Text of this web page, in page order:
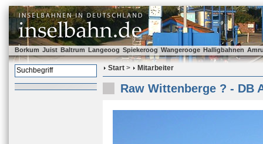
Borkum Juist Baltrum Langeoog Spiekeroog Wangerooge Halligbahnen
Start > Mitarbeiter
Raw Wittenberge ? - DB